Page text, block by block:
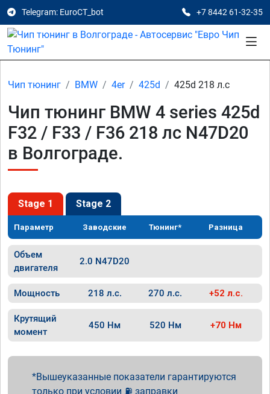
Telegram: EuroCT_bot +7 8442 61-32-35
Чип тюнинг BMW 4er 425d 425d 218 л.с
Чип тюнинг BMW 4 series 425d
F32 / F33 / F36 218 лс N47D20
в Волгограде.
Stage 1 Stage 2
Параметр Заводские Тюнинг* Разница
Объем
двигателя
2.0 N47D20
Мощность 218 л.с. 270 л.с. +52 л.с.
Крутящий
момент
450 Нм 520 Нм +70 Нм
Вышеуказанные показатели гарантируются
только при условии ⛽ заправки